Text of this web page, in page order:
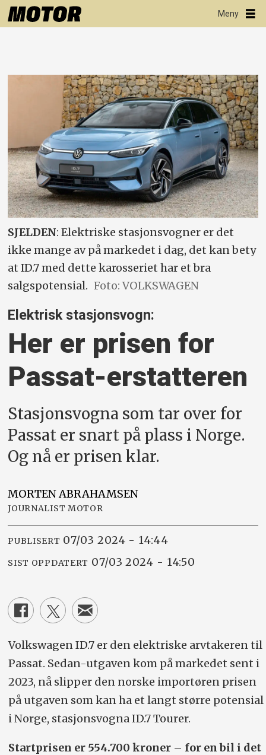
SJELDEN: Elektriske stasjonsvogner er det
ikke mange av på markedet i dag, det kan bety
at ID.7 med dette karosseriet har et bra
salgspotensial. Foto: VOLKSWAGEN
Elektrisk stasjonsvogn:
Her er prisen for
Passat-erstatteren
Stasjonsvogna som tar over for
Passat er snart på plass i Norge.
Og nå er prisen klar.
MORTENABRAHAMSEN
JOURNALIST MOTOR
PUBLISERT 07/03 2024 - 14:44
SIST OPPDATERT 07/03 2024 - 14:50
Volkswagen ID.7 er den elektriske arvtakeren til
Passat. Sedan-utgaven kom på markedet sent i
2023, nå slipper den norske importøren prisen
på utgaven som kan ha et langt større potensial
i Norge, stasjonsvogna ID.7 Tourer.
Startprisen er 554.700 kroner – for en bil i det